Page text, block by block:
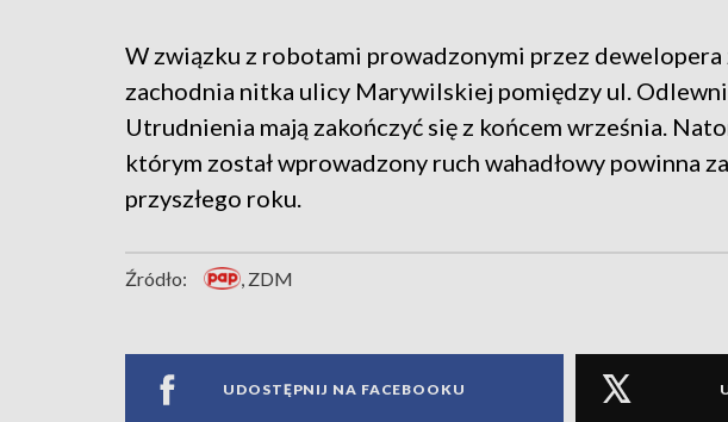
W związku z robotami prowadzonymi przez dewelopera
zachodnia nitka ulicy Marywilskiej pomiędzy ul.
Utrudnienia mają zakończyć się z końcem września.
którym został wprowadzony ruch wahadłowy powinna
przyszłego roku.
Źródło: , ZDM
UDOSTĘPNIJ NA FACEBOOKU